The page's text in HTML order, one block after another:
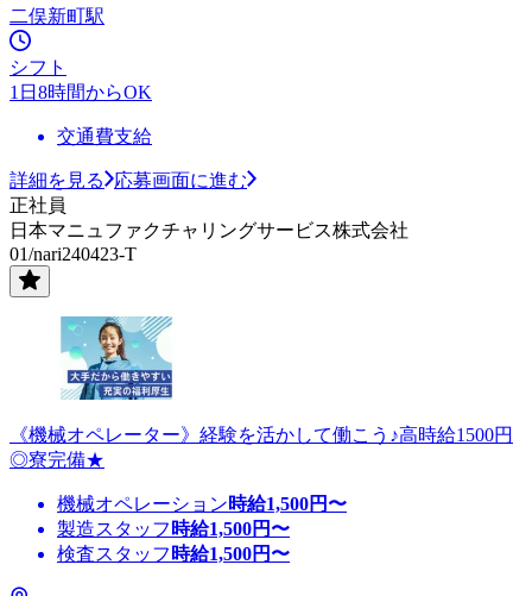
二俣新町駅
シフト
1日8時間からOK
交通費支給
詳細を見る
応募画面に進む
正社員
日本マニュファクチャリングサービス株式会社
01/nari240423-T
《機械オペレーター》経験を活かして働こう♪高時給1500円
◎寮完備★
機械オペレーション時給1,500円〜
製造スタッフ 時給1,500円〜
検査スタッフ 時給1,500円〜